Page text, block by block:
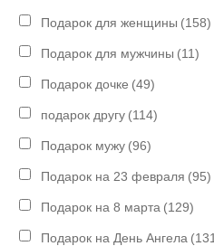
Подарок для женщины (158)
Подарок для мужчины (11)
Подарок дочке (49)
подарок другу (114)
Подарок мужу (96)
Подарок на 23 февраля (95)
Подарок на 8 марта (129)
Подарок на День Ангела